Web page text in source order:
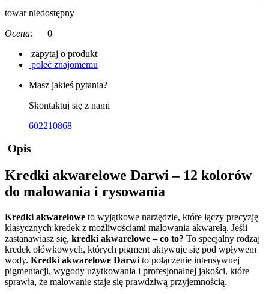
towar niedostępny
Ocena:
0
zapytaj o produkt
poleć znajomemu
Masz jakieś pytania?
Skontaktuj się z nami
602210868
Opis
Kredki akwarelowe Darwi – 12 kolorów
do malowania i rysowania
Kredki akwarelowe to wyjątkowe narzędzie, które łączy precyzję
klasycznych kredek z możliwościami malowania akwarelą. Jeśli
zastanawiasz się, kredki akwarelowe – co to? To specjalny rodzaj
kredek ołówkowych, których pigment aktywuje się pod wpływem
wody. Kredki akwarelowe Darwi to połączenie intensywnej
pigmentacji, wygody użytkowania i profesjonalnej jakości, które
sprawia, że malowanie staje się prawdziwą przyjemnością.